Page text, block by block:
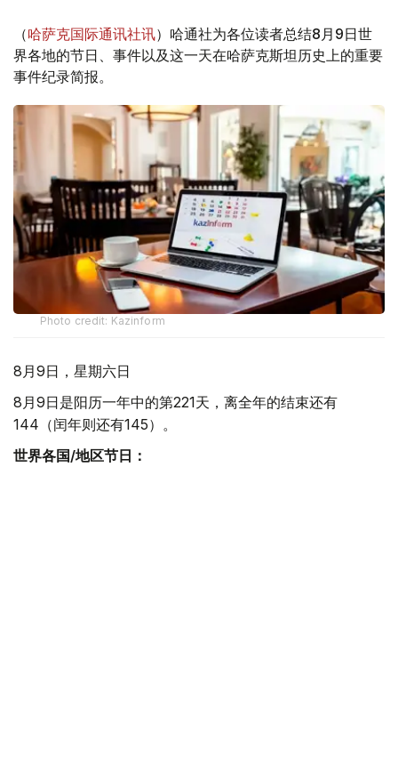
（哈萨克国际通讯社讯）哈通社为各位读者总结8月9日世
界各地的节日、事件以及这一天在哈萨克斯坦历史上的重要
事件纪录简报。
Photo credit: Kazinform
8月9日，星期六日
8月9日是阳历一年中的第221天，离全年的结束还有
144（闰年则还有145）。
世界各国/地区节日：